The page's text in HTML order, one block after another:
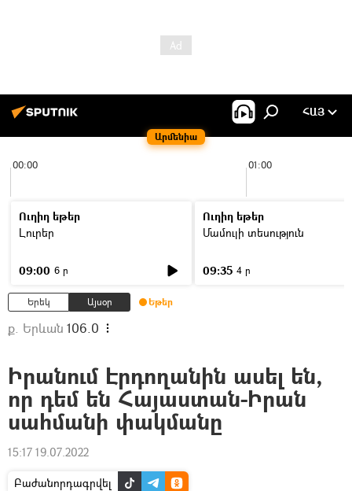
Արմենիա
ՀԱՅ
00:00 01:00
Ուղիղ եթեր
Լուրեր
09:00 6 ր
Ուղիղ եթեր
Մամուլի տեսություն
09:35 4 ր
Երեկ Այսօր Եթեր
ք. Երևան 106.0
Իրանում Էրդողանին ասել են,
որ դեմ են Հայաստան-Իրան
սահմանի փակմանը
15:17 19.07.2022
Բաժանորդագրվել